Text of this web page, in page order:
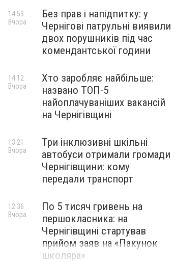
Без прав і напідпитку: у
Чернігові патрульні виявили
двох порушників під час
комендантської години
14:53
Вчора
Хто заробляє найбільше:
названо ТОП-5
найоплачуваніших вакансій
на Чернігівщині
14:12
Вчора
Три інклюзивні шкільні
автобуси отримали громади
Чернігівщини: кому
передали транспорт
13:21
Вчора
По 5 тисяч гривень на
першокласника: на
Чернігівщині стартував
прийом заяв на «Пакунок
школяра»
12:36
Вчора